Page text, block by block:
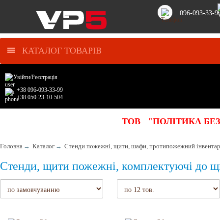
096-093-33-
КАТАЛОГ ТОВАРІВ
Увійти/Реєстрація
+38 096-093-33-99
+38 050-23-10-504
ТОВ "ПОЛІТИКА
Головна → Каталог → Стенди пожежні, щити, шафи, протипожежний інвентар
Стенди, щити пожежні, комплектуючі до